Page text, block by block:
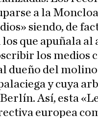
a la
siendo, de
que apuñala al
los medios
dueño del
y cuya
Así, esta
europea